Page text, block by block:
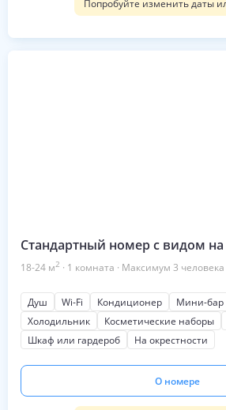
Попробуйте изменить даты
Стандартный номер с видом на
18-24 м2 · 1 комната · Максимум 3 человека
Душ Wi-Fi Кондиционер Мини-бар
Холодильник
Косметические наборы
Шкаф или гардероб
На окрестности
О номере